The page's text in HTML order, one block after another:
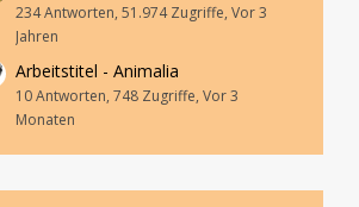
234 Antworten, 51.974 Zugriffe, Vor 3
Jahren
Arbeitstitel - Animalia
10 Antworten, 748 Zugriffe, Vor 3
Monaten